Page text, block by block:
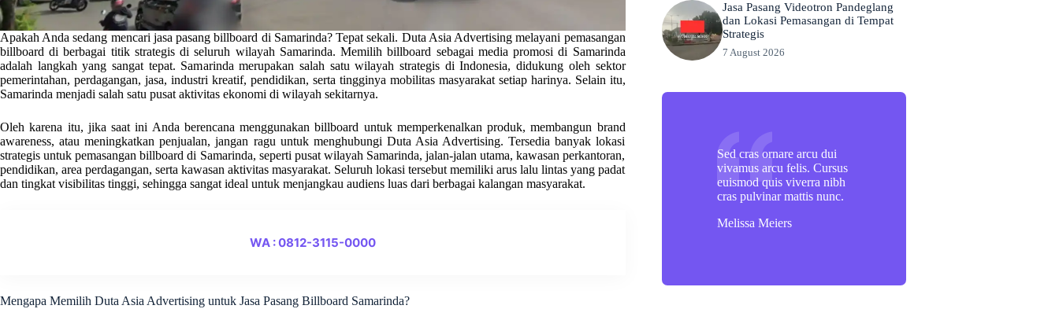
Apakah Anda sedang mencari jasa pasang billboard di Samarinda? Tepat sekali. Duta Asia Advertising melayani pemasangan
billboard di berbagai titik strategis di seluruh wilayah Samarinda. Memilih billboard sebagai media promosi di Samarinda
adalah langkah yang sangat tepat. Samarinda merupakan salah satu wilayah strategis di Indonesia, didukung oleh sektor
pemerintahan, perdagangan, jasa, industri kreatif, pendidikan, serta tingginya mobilitas masyarakat setiap harinya. Selain itu,
Samarinda menjadi salah satu pusat aktivitas ekonomi di wilayah sekitarnya.
Oleh karena itu, jika saat ini Anda berencana menggunakan billboard untuk memperkenalkan produk, membangun brand
awareness, atau meningkatkan penjualan, jangan ragu untuk menghubungi Duta Asia Advertising. Tersedia banyak lokasi
strategis untuk pemasangan billboard di Samarinda, seperti pusat wilayah Samarinda, jalan-jalan utama, kawasan perkantoran,
pendidikan, area perdagangan, serta kawasan aktivitas masyarakat. Seluruh lokasi tersebut memiliki arus lalu lintas yang padat
dan tingkat visibilitas tinggi, sehingga sangat ideal untuk menjangkau audiens luas dari berbagai kalangan masyarakat.
WA : 0812-3115-0000
Mengapa Memilih Duta Asia Advertising untuk Jasa Pasang Billboard Samarinda?
Jasa Pasang Videotron Pandeglang
dan Lokasi Pemasangan di Tempat
Strategis
7 August 2026
Sed cras ornare arcu dui
vivamus arcu felis. Cursus
euismod quis viverra nibh
cras pulvinar mattis nunc.
Melissa Meiers